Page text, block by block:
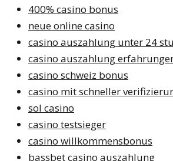
400% casino bonus
neue online casino
casino auszahlung unter 24
casino auszahlung
casino schweiz bonus
casino mit schneller
sol casino
casino testsieger
casino willkommensbonus
bassbet casino auszahlung